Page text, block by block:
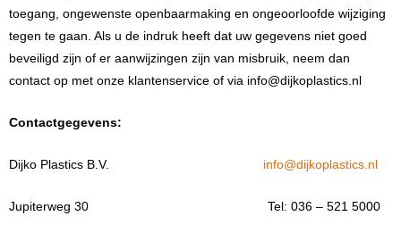
toegang, ongewenste openbaarmaking en ongeoorloofde wijziging
tegen te gaan. Als u de indruk heeft dat uw gegevens niet goed
beveiligd zijn of er aanwijzingen zijn van misbruik, neem dan
contact op met onze klantenservice of via info@dijkoplastics.nl
Contactgegevens:
Dijko Plastics B.V. info@dijkoplastics.nl
Jupiterweg 30 Tel: 036 – 521 5000